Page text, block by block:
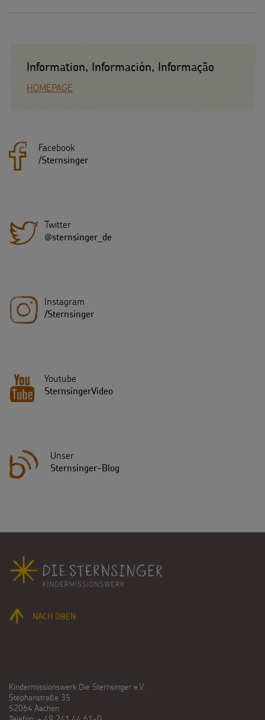
Information, Información, Informação
HOMEPAGE
Facebook
/Sternsinger
Twitter
@sternsinger_de
Instagram
/Sternsinger
Youtube
SternsingerVideo
Unser
Sternsinger-Blog
Fußbereich
NACH OBEN
Kindermissionswerk Die Sternsinger e.V.
Stephanstraße 35
52064 Aachen